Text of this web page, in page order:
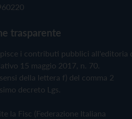
trasparente
i contributi pubblici all'editoria
15 maggio 2017, n. 70.
della lettera f) del comma 2
decreto Lgs.
la Fisc (Federazione Italiana